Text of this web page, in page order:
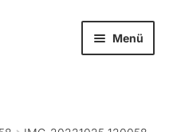
Menü
öffnen